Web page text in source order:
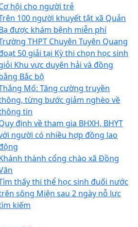
hội cho người trẻ
100 người khuyết tật xã Quản
được khám bệnh miễn phí
THPT Chuyên Tuyên Quang
50 giải tại Kỳ thi chọn học sinh
Khu vực duyên hải và đồng
Bắc bộ
Mố: Tăng cường truyền
từng bước giảm nghèo về
tin
định về tham gia BHXH, BHYT
người có nhiều hợp đồng lao
thành cổng chào xã Đồng
thấy thi thể học sinh đuối nước
sông Miện sau 2 ngày nỗ lực
kiếm